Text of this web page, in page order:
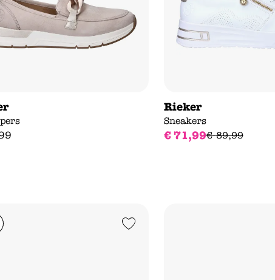
Rieker
Sneakers
€ 71,99€ 89,99
Add to Wishlist